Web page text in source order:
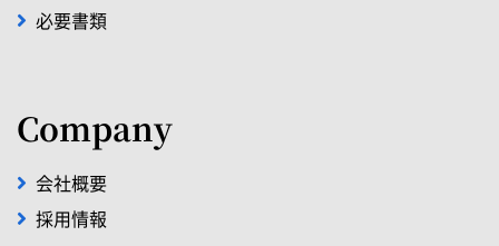
必要書類
Company
会社概要
採用情報